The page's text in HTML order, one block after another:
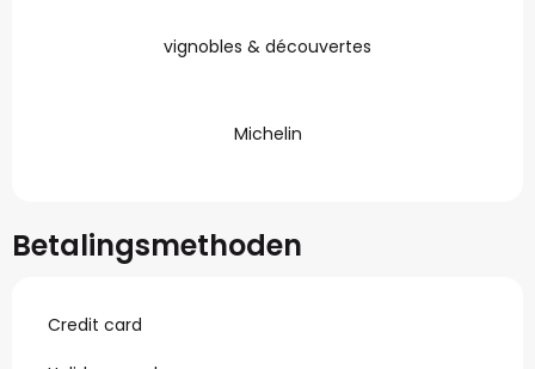
vignobles & découvertes
Michelin
Betalingsmethoden
Credit card